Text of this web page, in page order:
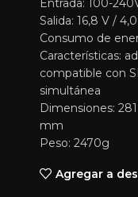
Entrada: 100-
Salida: 16,8 V /
Consumo de
Características:
compatible con
simultánea
Dimensiones:
mm
Peso: 2470g
Agregar a